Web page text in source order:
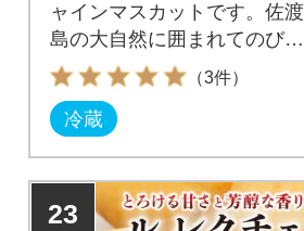
ャインマスカットです。佐渡
島の大自然に囲まれてのびの
び育ちました。
（3件）
冷蔵
23